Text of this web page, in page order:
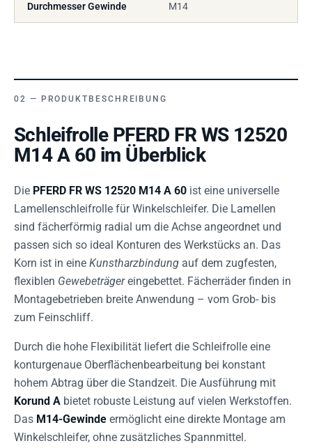
Durchmesser Gewinde M14
PRODUKTBESCHREIBUNG
Schleifrolle PFERD FR WS 12520
M14 A 60 im Überblick
Die PFERD FR WS 12520 M14 A 60 ist eine universelle
Lamellenschleifrolle für Winkelschleifer. Die Lamellen
sind fächerförmig radial um die Achse angeordnet und
passen sich so ideal Konturen des Werkstücks an. Das
Korn ist in eine Kunstharzbindung auf dem zugfesten,
flexiblen Gewebeträgereingebettet. Fächerräder finden in
Montagebetrieben breite Anwendung – vom Grob- bis
zum Feinschliff.
Durch die hohe Flexibilität liefert die Schleifrolle eine
konturgenaue Oberflächenbearbeitung bei konstant
hohem Abtrag über die Standzeit. Die Ausführung mit
Korund A bietet robuste Leistung auf vielen Werkstoffen.
Das M14-Gewinde ermöglicht eine direkte Montage am
Winkelschleifer, ohne zusätzliches Spannmittel.